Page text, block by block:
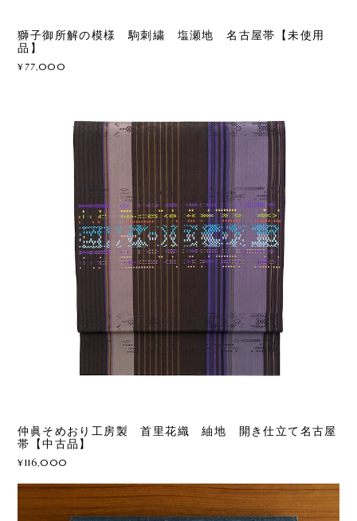
獅子御所解の模様 駒刺繍 塩瀬地 名古屋帯【未使用
品】
¥77,000
仲眞そめおり工房製 首里花織 紬地 開き仕立て名古屋
帯【中古品】
¥116,000